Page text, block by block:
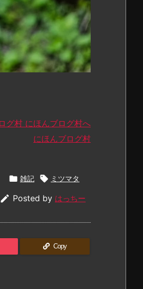
にほんブログ村
 雑記  ミツマタ
 Posted by はっちー
Copy